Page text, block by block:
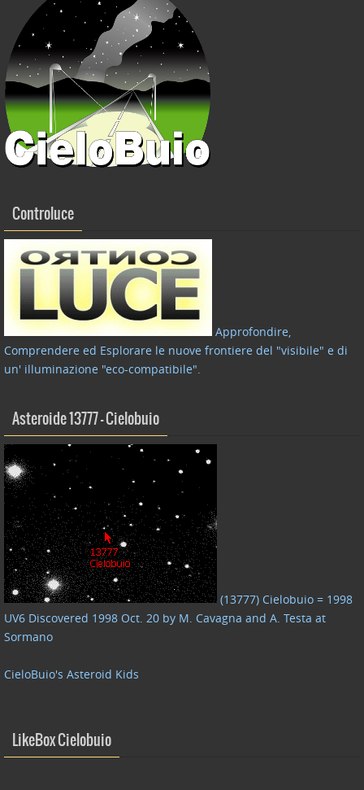
Controluce
Approfondire,
Comprendere ed Esplorare le nuove frontiere del "visibile" e di
un' illuminazione "eco-compatibile".
Asteroide 13777 – Cielobuio
(13777) Cielobuio = 1998
UV6 Discovered 1998 Oct. 20 by M. Cavagna and A. Testa at
Sormano
CieloBuio's Asteroid Kids
LikeBox Cielobuio